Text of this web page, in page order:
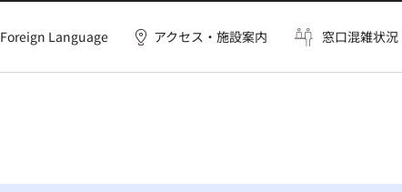
Foreign Language アクセス・施設案内 窓口混雑状況